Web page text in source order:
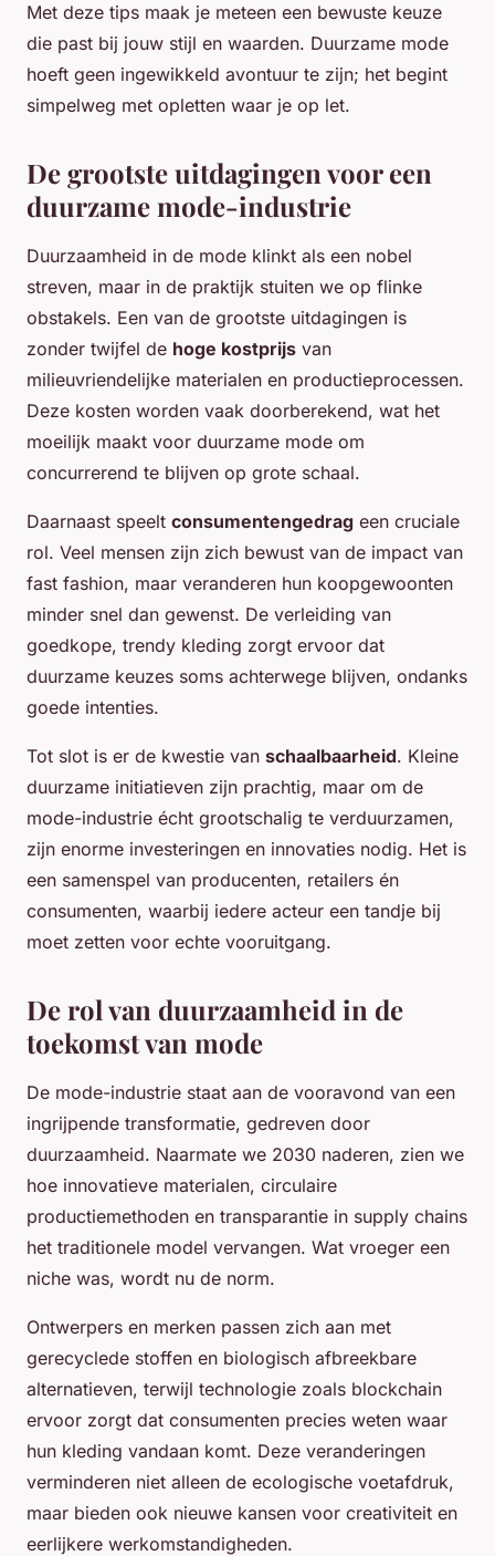
Met deze tips maak je meteen een bewuste keuze
die past bij jouw stijl en waarden. Duurzame mode
hoeft geen ingewikkeld avontuur te zijn; het begint
simpelweg met opletten waar je op let.
De grootste uitdagingen voor een
duurzame mode-industrie
Duurzaamheid in de mode klinkt als een nobel
streven, maar in de praktijk stuiten we op flinke
obstakels. Een van de grootste uitdagingen is
zonder twijfel de hoge kostprijs van
milieuvriendelijke materialen en productieprocessen.
Deze kosten worden vaak doorberekend, wat het
moeilijk maakt voor duurzame mode om
concurrerend te blijven op grote schaal.
Daarnaast speelt consumentengedrag een cruciale
rol. Veel mensen zijn zich bewust van de impact van
fast fashion, maar veranderen hun koopgewoonten
minder snel dan gewenst. De verleiding van
goedkope, trendy kleding zorgt ervoor dat
duurzame keuzes soms achterwege blijven, ondanks
goede intenties.
Tot slot is er de kwestie van schaalbaarheid. Kleine
duurzame initiatieven zijn prachtig, maar om de
mode-industrie écht grootschalig te verduurzamen,
zijn enorme investeringen en innovaties nodig. Het is
een samenspel van producenten, retailers én
consumenten, waarbij iedere acteur een tandje bij
moet zetten voor echte vooruitgang.
De rol van duurzaamheid in de
toekomst van mode
De mode-industrie staat aan de vooravond van een
ingrijpende transformatie, gedreven door
duurzaamheid. Naarmate we 2030 naderen, zien we
hoe innovatieve materialen, circulaire
productiemethoden en transparantie in supply chains
het traditionele model vervangen. Wat vroeger een
niche was, wordt nu de norm.
Ontwerpers en merken passen zich aan met
gerecyclede stoffen en biologisch afbreekbare
alternatieven, terwijl technologie zoals blockchain
ervoor zorgt dat consumenten precies weten waar
hun kleding vandaan komt. Deze veranderingen
verminderen niet alleen de ecologische voetafdruk,
maar bieden ook nieuwe kansen voor creativiteit en
eerlijkere werkomstandigheden.